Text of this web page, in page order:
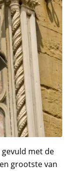
met de
grootste van